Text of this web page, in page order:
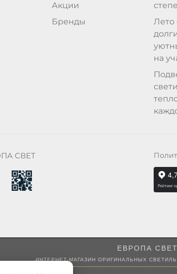
Акции
Бренды
на
СВЕТ
ЕВРОПА СВЕТ
ИНТЕРНЕТ-МАГАЗИН ОРИГИНАЛЬНЫХ